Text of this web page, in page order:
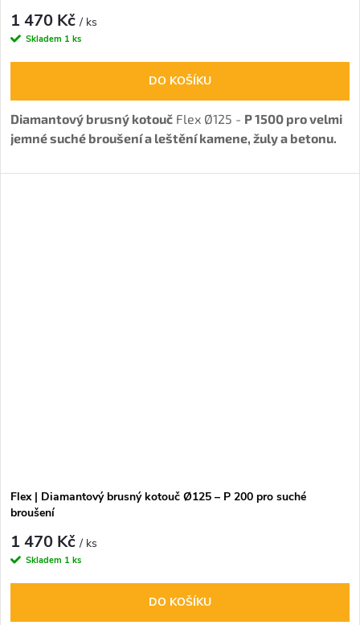
1 470 Kč/ ks
Skladem 1 ks
DO KOŠÍKU
Diamantový brusný kotouč Flex Ø125 - P 1500 pro velmi
jemné suché broušení a leštění kamene, žuly a betonu.
Flex | Diamantový brusný kotouč Ø125 – P 200 pro suché
broušení
1 470 Kč/ ks
Skladem 1 ks
DO KOŠÍKU